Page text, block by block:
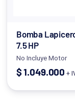
Bomba
7.5 HP
No Incluye Motor
$1.049.000 +